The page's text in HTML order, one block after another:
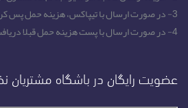
3- در صورت ارسال با تیپاکس، هزینه حمل پس کرایه می شود
4- در صورت ارسال با پست هزینه حمل قبلا دریافت می گردد
عضویت رایگان در باشگاه مشتریان